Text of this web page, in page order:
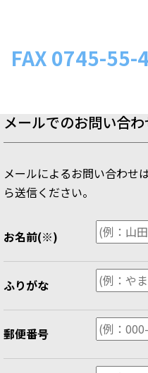
FAX 0745-55-
メールでのお問い合わ
メールによるお問い合わせ
ら送信ください。
お名前(※)
ふりがな
郵便番号